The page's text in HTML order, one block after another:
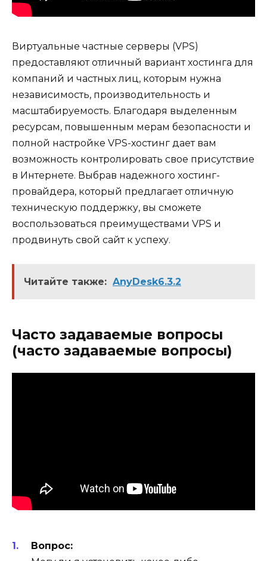
Виртуальные частные серверы (VPS)
предоставляют отличный вариант хостинга для
компаний и частных лиц, которым нужна
независимость, производительность и
масштабируемость. Благодаря выделенным
ресурсам, повышенным мерам безопасности и
полной настройке VPS-хостинг дает вам
возможность контролировать свое присутствие
в Интернете. Выбрав надежного хостинг-
провайдера, который предлагает отличную
техническую поддержку, вы сможете
воспользоваться преимуществами VPS и
продвинуть свой сайт к успеху.
Читайте также: AnyDesk6.3.2
Часто задаваемые вопросы
(часто задаваемые вопросы)
Вопрос: